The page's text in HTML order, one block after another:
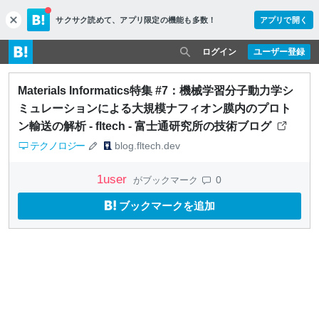
c
l
o
s
e
サクサク読めて、 アプリ限定の機能も多数！ アプリで開く
ユーザー登録
ログイン
Materials Informatics特集 #7：機械学習分子動力学シ
ミュレーションによる大規模ナフィオン膜内のプロト
ン輸送の解析 - fltech - 富士通研究所の技術ブログ
テクノロジー blog.fltech.dev
1user がブックマーク 0
ブックマークを追加